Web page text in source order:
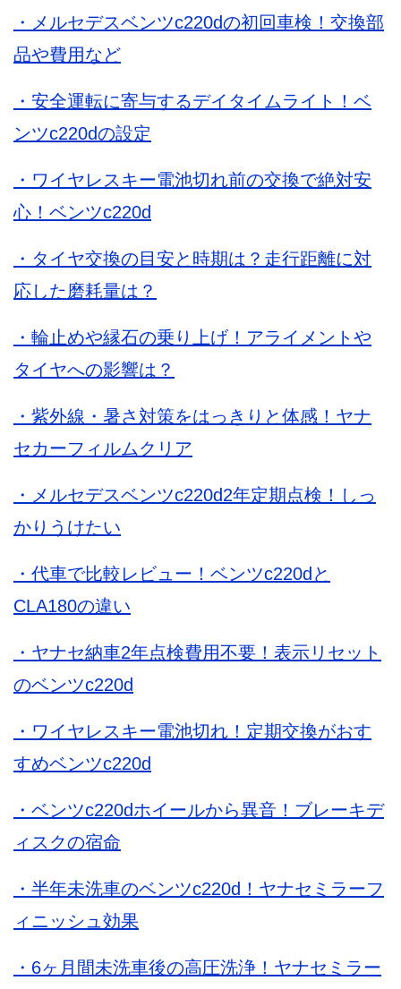
・メルセデスベンツc220dの初回車検！交換部
品や費用など
・安全運転に寄与するデイタイムライト！ベ
ンツc220dの設定
・ワイヤレスキー電池切れ前の交換で絶対安
心！ベンツc220d
・タイヤ交換の目安と時期は？走行距離に対
応した磨耗量は？
・輪止めや縁石の乗り上げ！アライメントや
タイヤへの影響は？
・紫外線・暑さ対策をはっきりと体感！ヤナ
セカーフィルムクリア
・メルセデスベンツc220d2年定期点検！しっ
かりうけたい
・代車で比較レビュー！ベンツc220dと
CLA180の違い
・ヤナセ納車2年点検費用不要！表示リセット
のベンツc220d
・ワイヤレスキー電池切れ！定期交換がおす
すめベンツc220d
・ベンツc220dホイールから異音！ブレーキデ
ィスクの宿命
・半年未洗車のベンツc220d！ヤナセミラーフ
ィニッシュ効果
・6ヶ月間未洗車後の高圧洗浄！ヤナセミラー